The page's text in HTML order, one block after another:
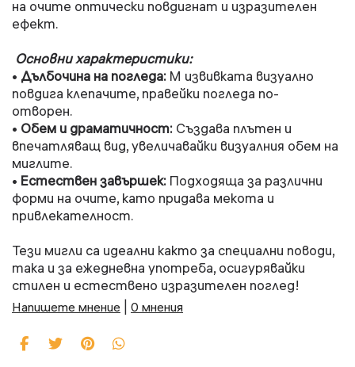
на очите оптически повдигнат и изразителен
ефект.
Основни характеристики:
• Дълбочина на погледа: M извивката визуално
повдига клепачите, правейки погледа по-
отворен.
• Обем и драматичност: Създава плътен и
впечатляващ вид, увеличавайки визуалния обем на
миглите.
• Естествен завършек: Подходяща за различни
форми на очите, като придава мекота и
привлекателност.
Тези мигли са идеални както за специални поводи,
така и за ежедневна употреба, осигурявайки
стилен и естествено изразителен поглед!
Напишете мнение 0 мнения